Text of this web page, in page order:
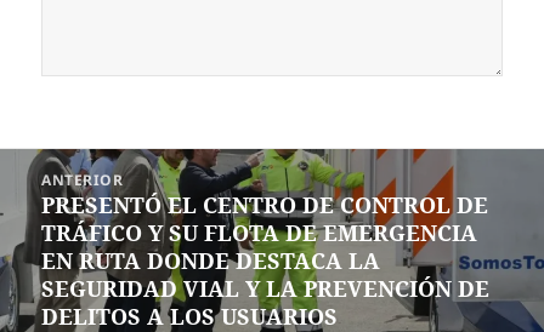
Navegación
entradas
ANTERIOR
Entrada
anterior:
PRESENTÓ EL CENTRO DE CONTROL DE
TRÁFICO Y SU FLOTA DE EMERGENCIA
EN RUTA DONDE DESTACA LA
SEGURIDAD VIAL Y LA PREVENCIÓN DE
DELITOS A LOS USUARIOS